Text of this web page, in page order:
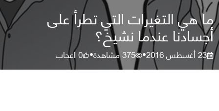
ما هي التغيرات التي تطرأ على
أجسادنا عندما نشيخ؟
23 أغسطس 2016 •
375مشاهدة•
0اعجاب